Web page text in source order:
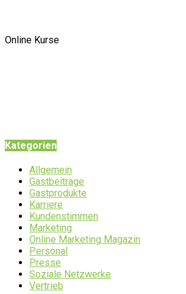
Online Kurse
Kategorien
Allgemein
Gastbeiträge
Gastprodukte
Karriere
Kundenstimmen
Marketing
Online Marketing Magazin
Personal
Presse
Soziale Netzwerke
Vertrieb